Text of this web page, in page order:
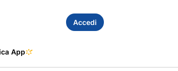
Accedi
App